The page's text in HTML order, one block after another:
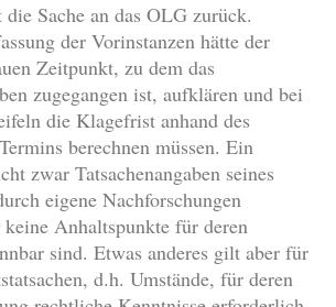
Sache an das OLG zurück.
der Vorinstanzen hätte der
Zeitpunkt, zu dem das
zugegangen ist, aufklären und bei
die Klagefrist anhand des
berechnen müssen. Ein
zwar Tatsachenangaben seines
eigene Nachforschungen
Anhaltspunkte für deren
sind. Etwas anderes gilt aber für
d.h. Umstände, für deren